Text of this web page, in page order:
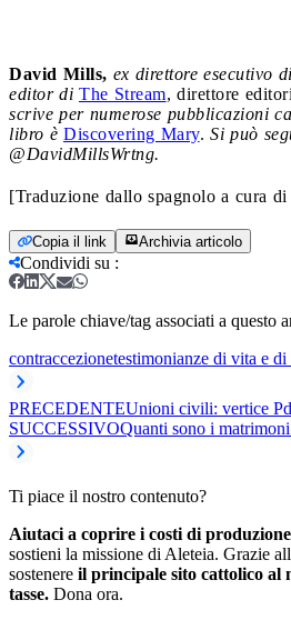
David Mills, ex direttore esecutivo di
editor di The Stream, direttore
scrive per numerose pubblicazioni
libro è Discovering Mary. Si può
@DavidMillsWrtng.
[Traduzione dallo spagnolo a cura
Copia il link Archivia articolo
Condividi su :
Le parole chiave/tag associati a questo
contraccezionetestimonianze di vita e di
PRECEDENTEUnioni civili: vertice
SUCCESSIVOQuanti sono i
Ti piace il nostro contenuto?
Aiutaci a coprire i costi di produzione
sostieni la missione di Aleteia. Grazie
sostenere il principale sito cattolico al
tasse. Dona ora.